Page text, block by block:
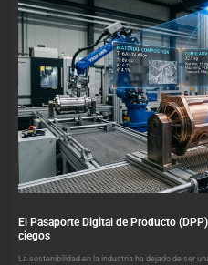
El Pasaporte Digital de Producto
ciegos
La sostenibilidad en la industria ha dejado de ser